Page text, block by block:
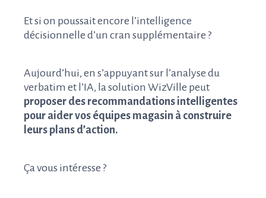
Et si on poussait encore l’intelligence
décisionnelle d’un cran supplémentaire ?
Aujourd’hui, en s’appuyant sur l’analyse du
verbatim et l’IA, la solution WizVille peut
proposer des recommandations intelligentes
pour aider vos équipes magasin à construire
leurs plans d’action.
Ça vous intéresse ?